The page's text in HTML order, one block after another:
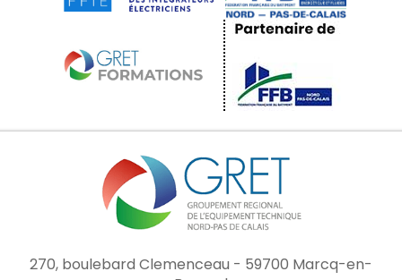
270, boulebard Clemenceau - 59700 Marcq-en-